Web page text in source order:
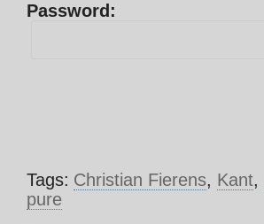
Password:
Tags: Christian Fierens, Kant,
pure